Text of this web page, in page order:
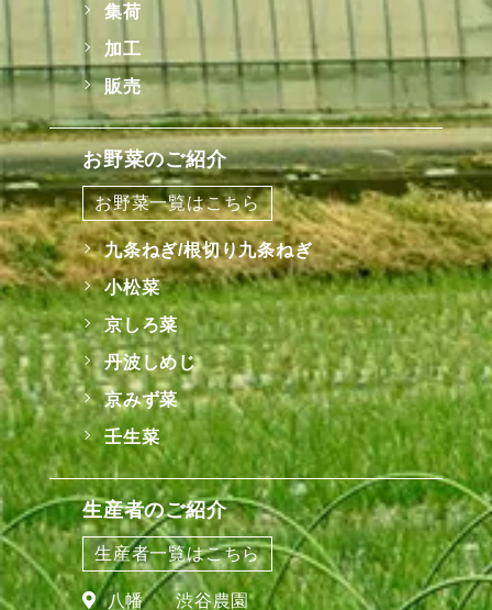
集荷
加工
販売
お野菜のご紹介
お野菜一覧はこちら
九条ねぎ/根切り九条ねぎ
小松菜
京しろ菜
丹波しめじ
京みず菜
壬生菜
生産者のご紹介
生産者一覧はこちら
八幡 渋谷農園